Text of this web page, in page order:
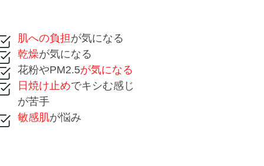
肌への負担が気になる
乾燥が気になる
花粉やPM2.5が気になる
日焼け止めでキシむ感じ
が苦手
敏感肌が悩み